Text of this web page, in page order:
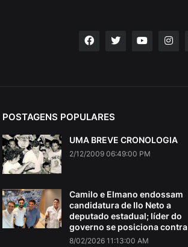
POSTAGENS POPULARES
UMA BREVE CRONOLOGIA
2/12/2009 06:49:00 PM
Camilo e Elmano endossam
candidatura de Ilo Neto a
deputado estadual; líder do
governo se posiciona contra
8/02/2026 11:13:00 AM